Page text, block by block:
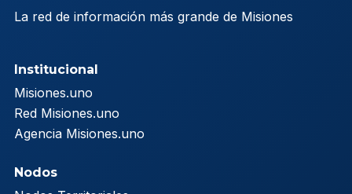
La red de información más grande de Misiones
Institucional
Misiones.uno
Red Misiones.uno
Agencia Misiones.uno
Nodos